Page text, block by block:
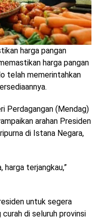
harga pangan
harga pangan
telah memerintahkan
Perdagangan (Mendag)
arahan Presiden
di Istana Negara,
harga terjangkau,”
untuk segera
di seluruh provinsi